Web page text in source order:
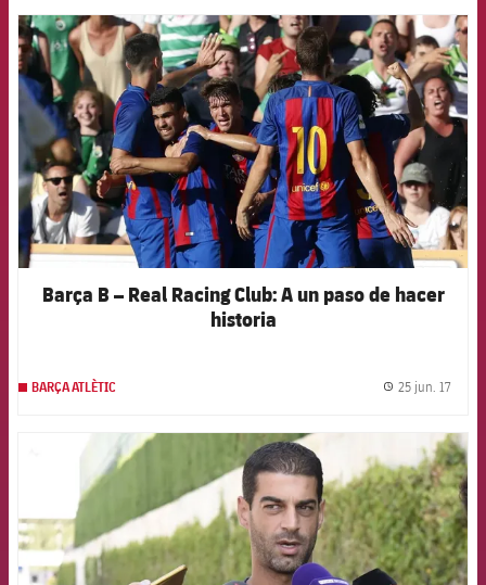
FCB Barcelona badge
Barça B – Real Racing Club: A un paso de hacer
historia
BARÇA ATLÈTIC 25 jun. 17
FCB Barcelona badge